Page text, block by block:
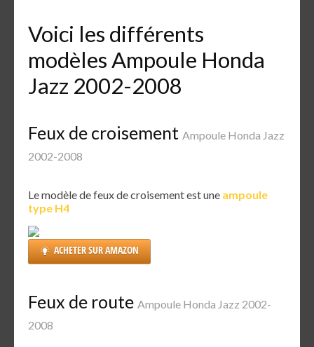
Voici les différents
modèles Ampoule Honda
Jazz 2002-2008
Feux de croisement Ampoule Honda Jazz
2002-2008
Le modèle de feux de croisement est une ampoule
type H4
ACHETER SUR AMAZON
Feux de route Ampoule Honda Jazz 2002-
2008